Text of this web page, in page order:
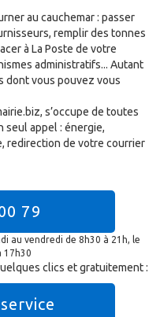
au cauchemar : passer
remplir des tonnes
à La Poste de votre
administratifs... Autant
dont vous pouvez vous
s’occupe de toutes
seul appel : énergie,
redirection de votre courrier
79
au vendredi de 8h30 à 21h, le
17h30
clics et gratuitement :